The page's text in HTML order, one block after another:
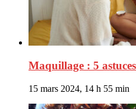
Maquillage : 5
15 mars 2024, 14 h 55 min